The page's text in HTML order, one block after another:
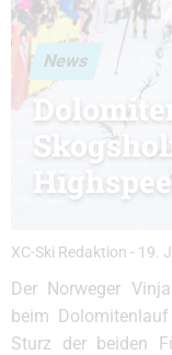
News
XC-Ski Redaktion - 19.
Der Norweger
beim
Sturz der beiden